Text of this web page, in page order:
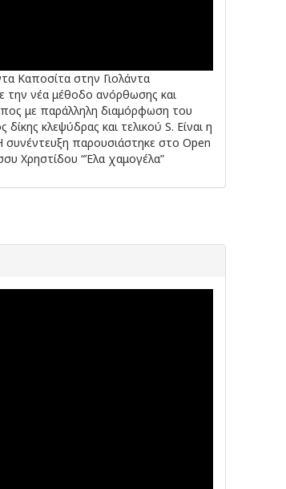
Καποσίτα στην Γιολάντα
την νέα μέθοδο ανόρθωσης και
με παράλληλη διαμόρφωση του
κλεψύδρας και τελικού S. Είναι η
παρουσιάστηκε στο Open
Χρηστίδου “Έλα χαμογέλα”